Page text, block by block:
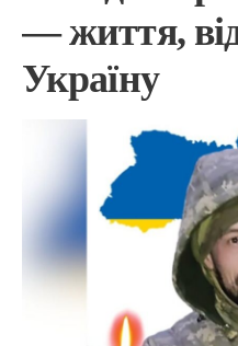
— життя,
Україну